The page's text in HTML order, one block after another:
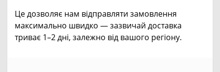
Це дозволяє нам відправляти замовлення
максимально швидко — зазвичай доставка
триває 1–2 дні, залежно від вашого регіону.